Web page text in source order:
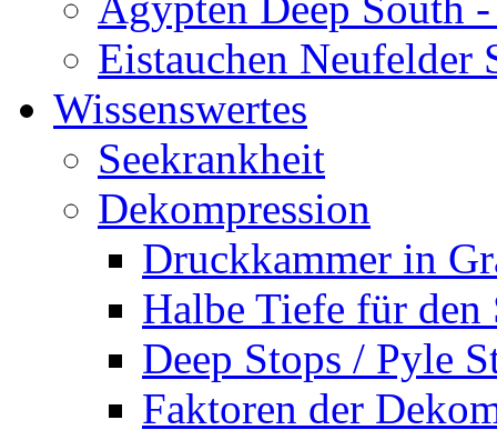
Eistauchen Neufelder
Wissenswertes
Seekrankheit
Dekompression
Druckkammer in
Halbe Tiefe für den
Deep Stops / Pyle
Faktoren der